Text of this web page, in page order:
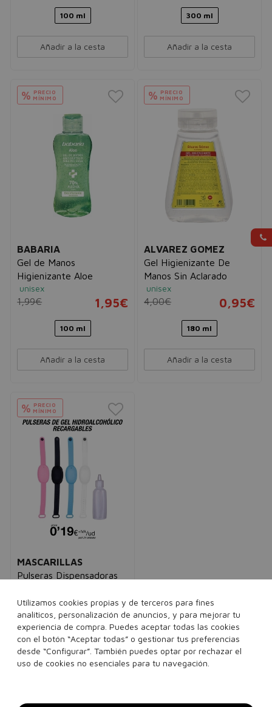
100 ml
Añadir a la cesta
300 ml
Añadir a la cesta
% PRECIO
MÍNIMO
BABARIA
Gel de Manos
Higienizante Aloe
unisex
1,99€ 1,95€
100 ml
Añadir a la cesta
% PRECIO
MÍNIMO
ALVAREZ GOMEZ
Gel Higienizante De
Manos Sin Aclarado
unisex
4,00€ 0,95€
180 ml
Añadir a la cesta
% PRECIO
MÍNIMO
MASCARILLAS
Pulseras Dispensadoras
unisex
24,95€ 4,21€
12 unidades
Utilizamos cookies propias y de terceros para fines
analíticos, personalización de anuncios, y para mejorar tu
experiencia de compra. Puedes aceptar todas las cookies
con el botón “Aceptar todas” o gestionar tus preferencias
desde “Configurar”. También puedes optar por rechazar el
uso de cookies no esenciales para tu navegación.